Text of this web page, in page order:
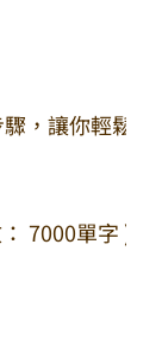
，讓你輕鬆
7000單字 )